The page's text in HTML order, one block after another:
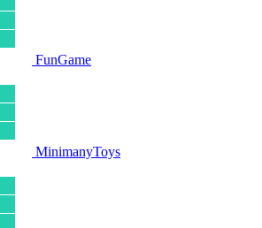
FunGame
MinimanyToys